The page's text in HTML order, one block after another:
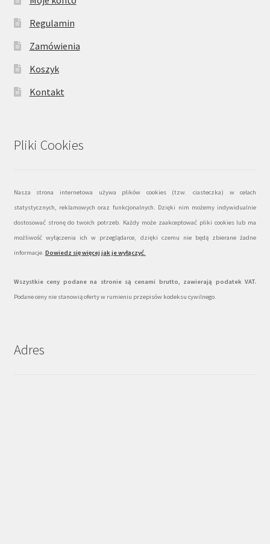
Regulamin
Zamówienia
Koszyk
Kontakt
Pliki Cookies
Nasza strona internetowa używa plików cookies (tzw. ciasteczka) w celach
statystycznych, reklamowych oraz funkcjonalnych. Dzięki nim możemy indywidualnie
dostosować stronę do twoich potrzeb. Każdy może zaakceptować pliki cookies lub ma
możliwość wyłączenia ich w przeglądarce, dzięki czemu nie będą zbierane żadne
informacje. Dowiedz się więcej jak je wyłączyć.
Wszystkie ceny podane na stronie są cenami brutto, zawierają podatek VAT.
Podane ceny nie stanowią oferty w rumieniu przepisów kodeksu cywilnego.
Adres